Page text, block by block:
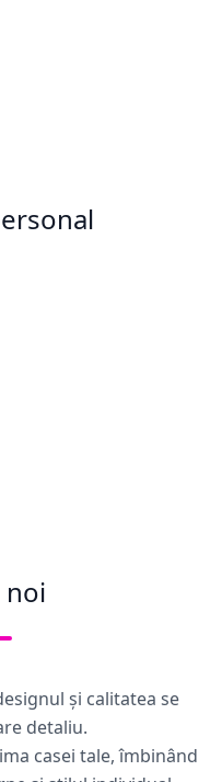
noi
și calitatea se
detaliu.
casei tale, îmbinând